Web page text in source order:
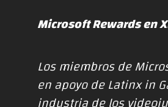
Microsoft Rewards en
Los miembros de
en apoyo de Latinx in